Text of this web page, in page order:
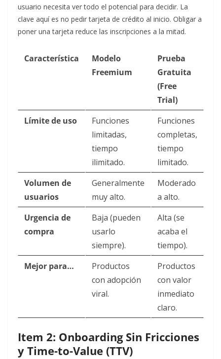
usuario necesita ver todo el potencial para decidir. La
clave aquí es no pedir tarjeta de crédito al inicio. Obligar a
poner una tarjeta reduce las inscripciones a la mitad.
Característica
Modelo
Freemium
Prueba
Gratuita
(Free
Trial)
Límite de uso
Funciones
limitadas,
tiempo
ilimitado.
Funciones
completas,
tiempo
limitado.
Volumen de
usuarios
Generalmente
muy alto.
Moderado
a alto.
Urgencia de
compra
Baja (pueden
usarlo
siempre).
Alta (se
acaba el
tiempo).
Mejor para…
Productos
con adopción
viral.
Productos
con valor
inmediato
claro.
Item 2: Onboarding Sin Fricciones
y Time-to-Value (TTV)